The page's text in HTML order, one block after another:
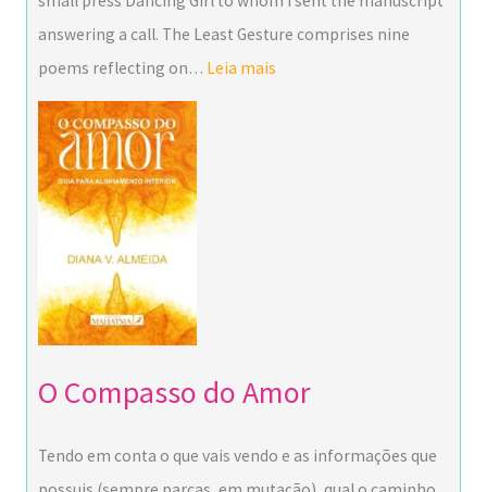
answering a call. The Least Gesture comprises nine
poems reflecting on… Leia mais
O Compasso do Amor
Tendo em conta o que vais vendo e as informações que